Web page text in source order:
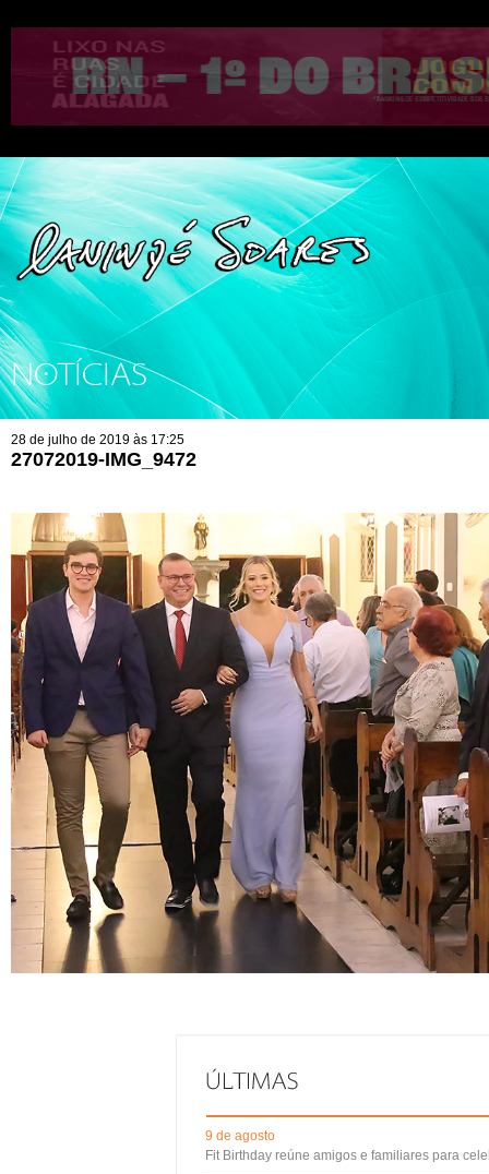
NOTÍCIAS
28 de julho de 2019 às 17:25
27072019-IMG_9472
9 de agosto
Fit Birthday reúne amigos e familiares para